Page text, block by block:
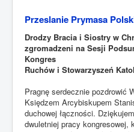
Przeslanie Prymasa
Drodzy Bracia i Siostry w
zgromadzeni na Sesji
Kongres
Ruchów i Stowarzyszeń
Pragnę serdecznie pozdrowić
Księdzem Arcybiskupem
duchowej łączności.
dwuletniej pracy kongresowej,